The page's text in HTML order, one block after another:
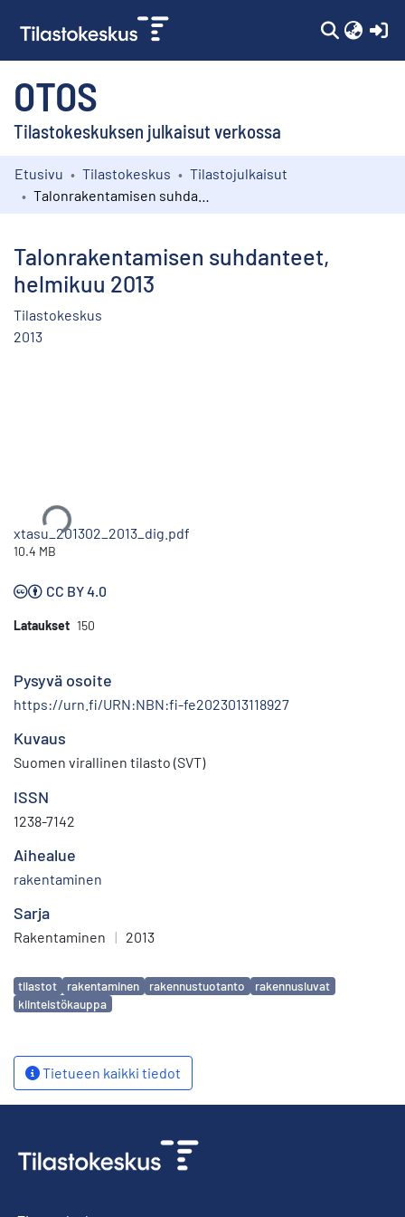
OTOS
Tilastokeskuksen julkaisut verkossa
Kokoelmat
Etusivu Tilastokeskus
Tilastojulkaisut
Talonrakentamisen suhdanteet,
helmikuu 2013
Tilastokeskus
2013
xtasu_201302_2013_dig.pdf
10.4 MB
CC BY 4.0
Lataukset 150
Pysyvä osoite
https://urn.fi/URN:NBN:fi-fe2023013118927
Kuvaus
Suomen virallinen tilasto (SVT)
ISSN
1238-7142
Aihealue
rakentaminen
Sarja
Rakentaminen | 2013
Avainsanat
tilastot rakentaminen rakennustuotanto
rakennusluvat
kiinteistökauppa
Tietueen kaikki tiedot